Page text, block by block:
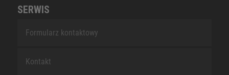
SERWIS
Formularz kontaktowy
Kontakt